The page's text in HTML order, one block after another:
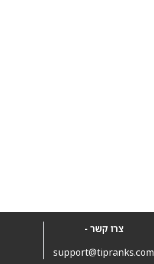
צרו קשר -
support@tipranks.com